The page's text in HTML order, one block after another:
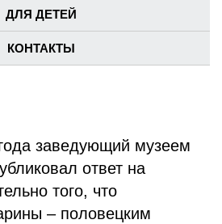
ДЛЯ ДЕТЕЙ
КОНТАКТЫ
заведующий музеем
ответ на
того, что
– половецким